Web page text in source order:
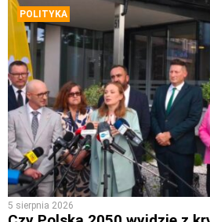
POLITYKA
5 sierpnia 2026